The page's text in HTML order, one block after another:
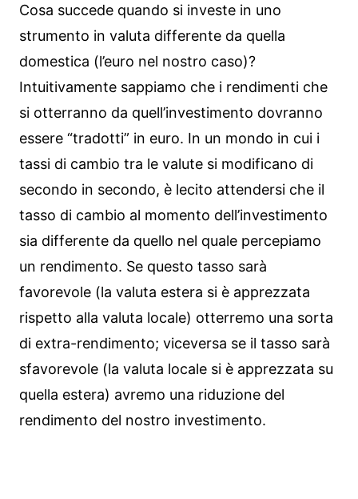
Cosa succede quando si investe in uno
strumento in valuta differente da quella
domestica (l’euro nel nostro caso)?
Intuitivamente sappiamo che i rendimenti che
si otterranno da quell’investimento dovranno
essere “tradotti” in euro. In un mondo in cui i
tassi di cambio tra le valute si modificano di
secondo in secondo, è lecito attendersi che il
tasso di cambio al momento dell’investimento
sia differente da quello nel quale percepiamo
un rendimento. Se questo tasso sarà
favorevole (la valuta estera si è apprezzata
rispetto alla valuta locale) otterremo una sorta
di extra-rendimento; viceversa se il tasso sarà
sfavorevole (la valuta locale si è apprezzata su
quella estera) avremo una riduzione del
rendimento del nostro investimento.